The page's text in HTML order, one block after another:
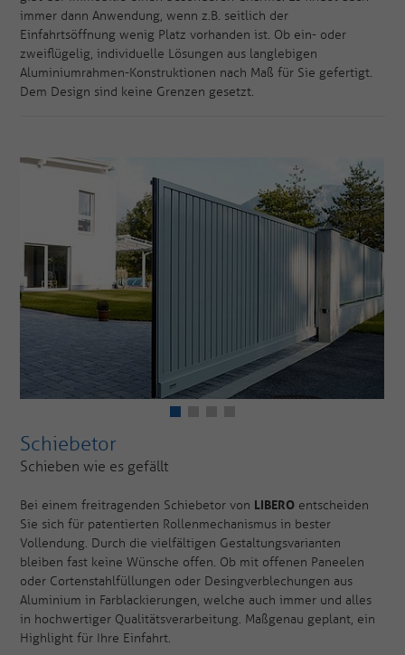
immer dann Anwendung, wenn z.B. seitlich der
Einfahrtsöffnung wenig Platz vorhanden ist. Ob ein- oder
zweiflügelig, individuelle Lösungen aus langlebigen
Aluminiumrahmen-Konstruktionen nach Maß für Sie gefertigt.
Dem Design sind keine Grenzen gesetzt.
Schiebetor
Schieben wie es gefällt
Bei einem freitragenden Schiebetor von LIBERO entscheiden
Sie sich für patentierten Rollenmechanismus in bester
Vollendung. Durch die vielfältigen Gestaltungsvarianten
bleiben fast keine Wünsche offen. Ob mit offenen Paneelen
oder Cortenstahlfüllungen oder Desingverblechungen aus
Aluminium in Farblackierungen, welche auch immer und alles
in hochwertiger Qualitätsverarbeitung. Maßgenau geplant, ein
Highlight für Ihre Einfahrt.